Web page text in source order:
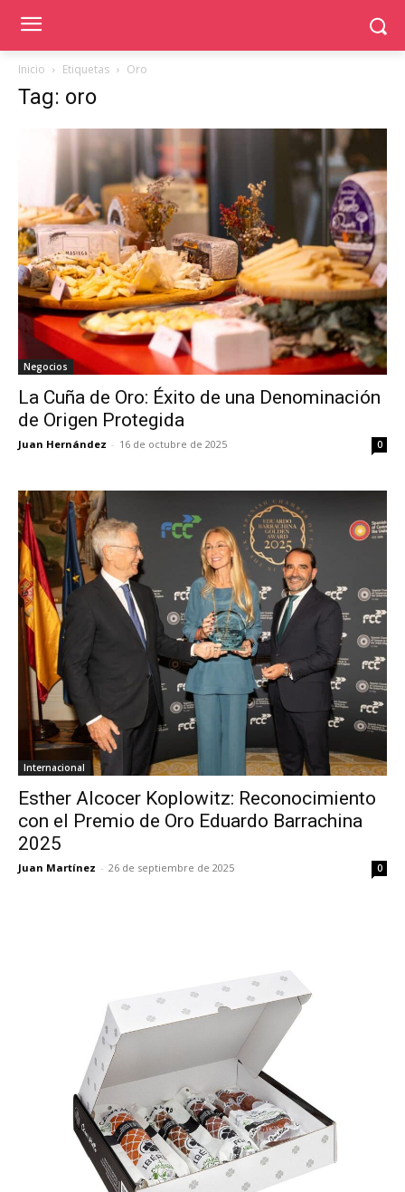
Inicio Etiquetas Oro
Tag: oro
Negocios
La Cuña de Oro: Éxito de una Denominación
de Origen Protegida
Juan Hernández - 16 de octubre de 2025 0
Internacional
Esther Alcocer Koplowitz: Reconocimiento
con el Premio de Oro Eduardo Barrachina
2025
Juan Martínez - 26 de septiembre de 2025 0